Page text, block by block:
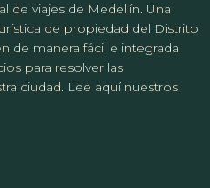
de viajes de Medellín. Una
de propiedad del Distrito
de manera fácil e integrada
para resolver las
ciudad. Lee aquí nuestros